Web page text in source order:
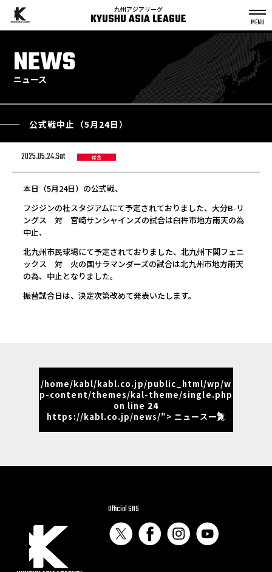
九州アジアリーグ
KYUSHU ASIA LEAGUE
NEWS
ニュース
公式戦中止（5月24日）
2025.05.24.Sat 試合
本日（5月24日）の公式戦、
フジジンの杜スタジアムにて予定されておりました、大分B-リ
ングス 対 宮崎サンシャインズの試合は臼杵市地方雨天の為
中止、
北九州市民球場にて予定されておりました、北九州下関フェニ
ックス 対 火の国サラマンダーズの試合は北九州市地方雨天
の為、中止となりました。
振替試合日は、決定次第改めて発表いたします。
/home/kabl/kabl.co.jp/public_html/wp/w
p-content/themes/kal-theme/single.php
on line 24
https://kabl.co.jp/news/"> ニュース一覧
Official SNS